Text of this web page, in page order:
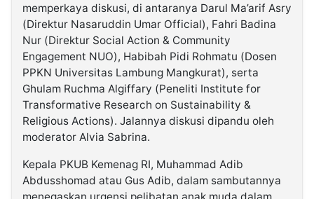
memperkaya diskusi, di antaranya Darul Ma’arif Asry
(Direktur Nasaruddin Umar Official), Fahri Badina
Nur (Direktur Social Action & Community
Engagement NUO), Habibah Pidi Rohmatu (Dosen
PPKN Universitas Lambung Mangkurat), serta
Ghulam Ruchma Algiffary (Peneliti Institute for
Transformative Research on Sustainability &
Religious Actions). Jalannya diskusi dipandu oleh
moderator Alvia Sabrina.
Kepala PKUB Kemenag RI, Muhammad Adib
Abdusshomad atau Gus Adib, dalam sambutannya